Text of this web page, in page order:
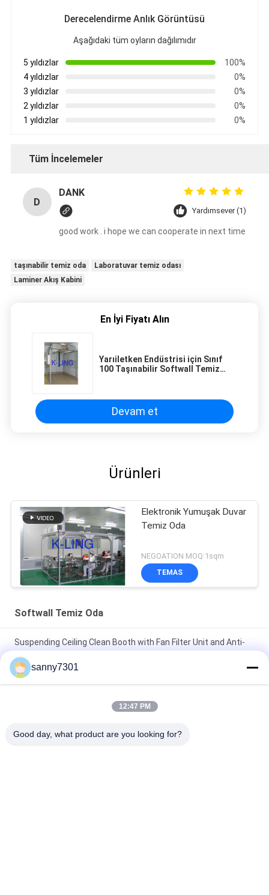
Derecelendirme Anlık Görüntüsü
Aşağıdaki tüm oyların dağılımıdır
5 yıldızlar
100%
4 yıldızlar
0%
3 yıldızlar
0%
2 yıldızlar
0%
1 yıldızlar
0%
Tüm İncelemeler
D
DANK
Yardımsever (1)
good work . i hope we can cooperate in next time
taşınabilir temiz oda
Laboratuvar temiz odası
Laminer Akış Kabini
En İyi Fiyatı Alın
Yarıiletken Endüstrisi için Sınıf
100 Taşınabilir Softwall Temiz
Devam et
Ürünleri
Elektronik Yumuşak Duvar
Temiz Oda
NEGOATION MOQ:1sqm
TEMAS
Softwall Temiz Oda
Suspending Ceiling Clean Booth with Fan Filter Unit and Anti-
Static PVC Floor
5P Temperature And Humidify Control modular Clean Room
Non-unidirectional Air Flow Design and Technology
sanny7301
12:47 PM
Good day, what product are you looking for?